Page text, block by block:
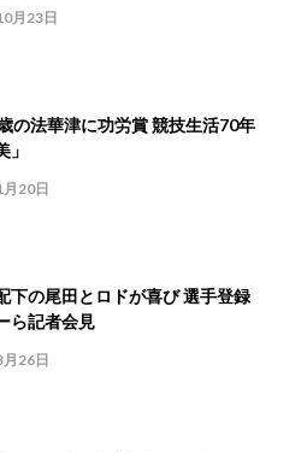
月23日
の法華津に功労賞 競技生活70年
」
20日
下の尾田とロドが喜び 選手登録
ら記者会見
26日